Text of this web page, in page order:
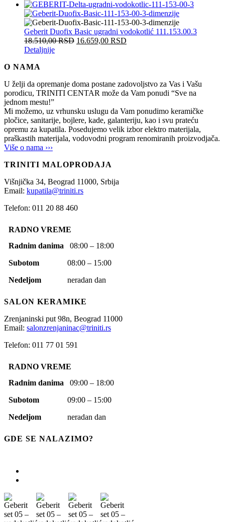
Geberit Duofix Basic ugradni vodokotlić 111.153.00.3
18.510,00RSD 16.659,00 RSD
Detaljnije
O NAMA
U želji da opremanje doma postane zadovoljstvo za Vas i Vašu
porodicu, TRINITI CENTAR može da Vam ponudi “Sve na
jednom mestu!”
Mi možemo, uz vrhunsku uslugu da Vam ponudimo keramičke
pločice, sanitarije, bojlere, kade, galanteriju, kao i svu prateću
opremu za kupatila. Posedujemo velik izbor elektro materijala,
praškastih materijala, vodovodni program renomiranih proizvodjača.
Više o nama ›››
TRINITI MALOPRODAJA
Višnjička 34, Beograd 11000, Srbija
Email: kupatila@triniti.rs
Telefon: 011 20 88 460
RADNO VREME
Radnim danima 08:00 – 18:00
Subotom 08:00 – 15:00
Nedeljom neradan dan
SALON KERAMIKE
Zrenjaninski put 98n, Beograd 11000
Email: salonzrenjaninac@triniti.rs
Telefon: 011 77 01 591
RADNO VREME
Radnim danima 09:00 – 18:00
Subotom 09:00 – 15:00
Nedeljom neradan dan
GDE SE NALAZIMO?